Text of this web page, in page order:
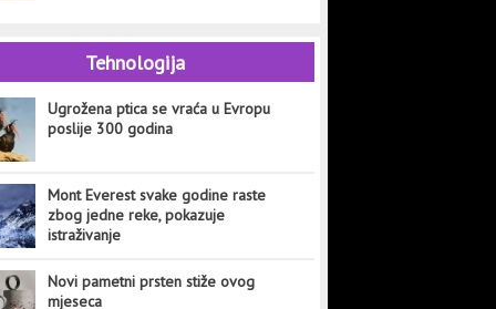
Tehnologija
Ugrožena ptica se vraća u Evropu
poslije 300 godina
Mont Everest svake godine raste
zbog jedne reke, pokazuje
istraživanje
Novi pametni prsten stiže ovog
mjeseca